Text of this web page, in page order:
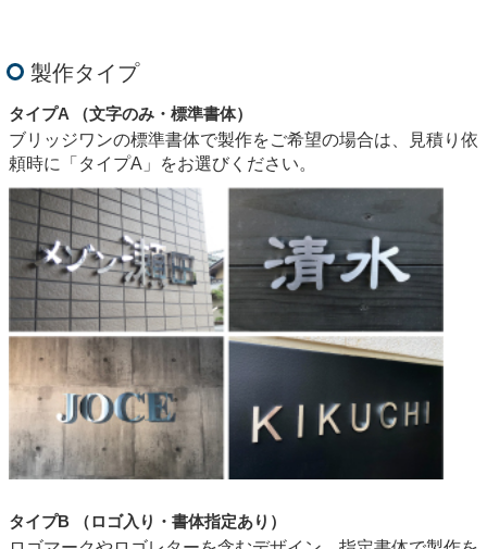
製作タイプ
タイプA （文字のみ・標準書体）
ブリッジワンの標準書体で製作をご希望の場合は、見積り依
頼時に「タイプA」をお選びください。
タイプB （ロゴ入り・書体指定あり）